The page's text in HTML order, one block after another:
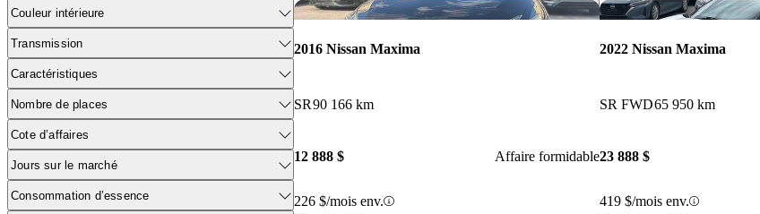
Couleur intérieure
Transmission
Caractéristiques
Nombre de places
Cote d’affaires
Jours sur le marché
Consommation d’essence
Enregistrer cette annonce
2016 Nissan Maxima
SR90 166 km
12 888 $ Affaire formidable
226 $/mois env.
2022 Nissan Maxima
SR FWD65 950 km
23 888 $
419 $/mois env.